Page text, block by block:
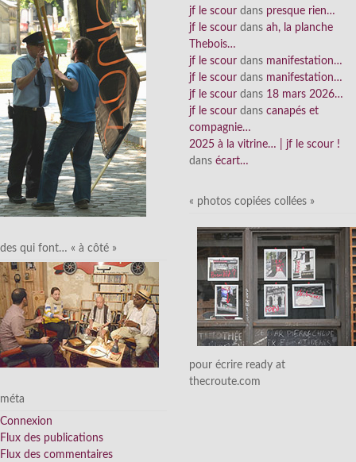
des qui font… « à côté »
méta
Connexion
Flux des publications
Flux des commentaires
jf le scour dans presque rien…
jf le scour dans ah, la planche
Thebois…
jf le scour dans manifestation…
jf le scour dans manifestation…
jf le scour dans 18 mars 2026…
jf le scour dans canapés et
compagnie…
2025 à la vitrine… | jf le scour !
dans écart…
« photos copiées collées »
pour écrire ready at
thecroute.com